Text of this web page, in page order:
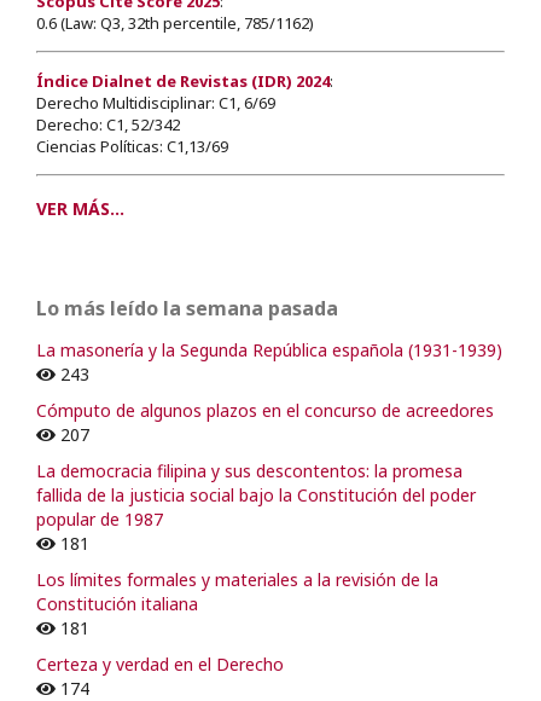
0.6 (Law: Q3, 32th percentile, 785/1162)
Índice Dialnet de Revistas (IDR) 2024:
Derecho Multidisciplinar: C1, 6/69
Derecho: C1, 52/342
Ciencias Políticas: C1,13/69
VER MÁS...
Lo más leído la semana pasada
La masonería y la Segunda República española (1931-1939)
243
Cómputo de algunos plazos en el concurso de acreedores
207
La democracia filipina y sus descontentos: la promesa
fallida de la justicia social bajo la Constitución del poder
popular de 1987
181
Los límites formales y materiales a la revisión de la
Constitución italiana
181
Certeza y verdad en el Derecho
174